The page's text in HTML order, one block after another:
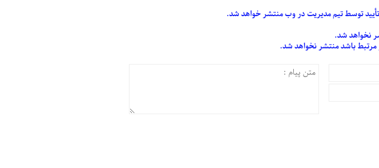
تأییدتوسط تیم مدیریت در وب منتشر خواهد شد.
نخواهد شد.
مرتبط باشد منتشر نخواهد شد.